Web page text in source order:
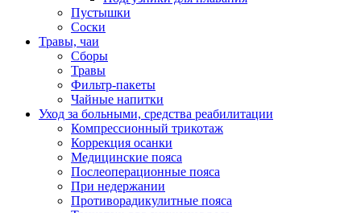
Пустышки
Соски
Травы, чаи
Сборы
Травы
Фильтр-пакеты
Чайные напитки
Уход за больными, средства реабилитации
Компрессионный трикотаж
Коррекция осанки
Медицинские пояса
Послеоперационные пояса
При недержании
Противорадикулитные пояса